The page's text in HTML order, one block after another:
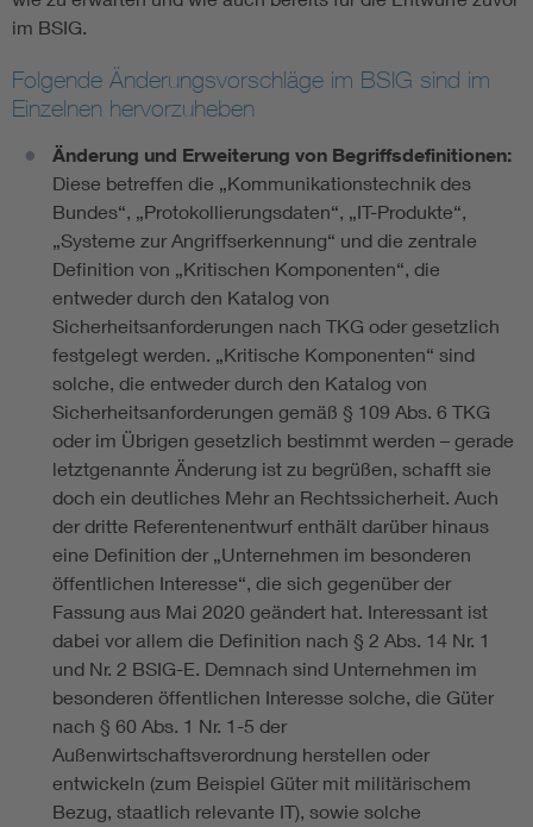
im BSIG.
Folgende Änderungsvorschläge im BSIG sind im
Einzelnen hervorzuheben
Änderung und Erweiterung von Begriffsdefinitionen:
Diese betreffen die „Kommunikationstechnik des
Bundes“, „Protokollierungsdaten“, „IT-Produkte“,
„Systeme zur Angriffserkennung“ und die zentrale
Definition von „Kritischen Komponenten“, die
entweder durch den Katalog von
Sicherheitsanforderungen nach TKG oder gesetzlich
festgelegt werden. „Kritische Komponenten“ sind
solche, die entweder durch den Katalog von
Sicherheitsanforderungen gemäß § 109 Abs. 6 TKG
oder im Übrigen gesetzlich bestimmt werden – gerade
letztgenannte Änderung ist zu begrüßen, schafft sie
doch ein deutliches Mehr an Rechtssicherheit. Auch
der dritte Referentenentwurf enthält darüber hinaus
eine Definition der „Unternehmen im besonderen
öffentlichen Interesse“, die sich gegenüber der
Fassung aus Mai 2020 geändert hat. Interessant ist
dabei vor allem die Definition nach § 2 Abs. 14 Nr. 1
und Nr. 2 BSIG-E. Demnach sind Unternehmen im
besonderen öffentlichen Interesse solche, die Güter
nach § 60 Abs. 1 Nr. 1-5 der
Außenwirtschaftsverordnung herstellen oder
entwickeln (zum Beispiel Güter mit militärischem
Bezug, staatlich relevante IT), sowie solche